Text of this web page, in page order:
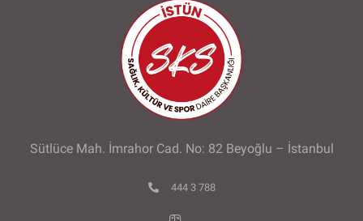
Sütlüce Mah. İmrahor Cad. No: 82 Beyoğlu – İstanbul
444 3 788